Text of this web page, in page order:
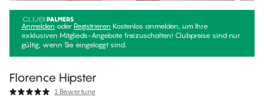
Anmelden oder Registrieren Kostenlos anmelden, um Ihre
exklusiven Mitglieds-Angebote freizuschalten! Clubpreise sind nur
gültig, wenn Sie eingeloggt sind.
Florence Hipster
1 Bewertung